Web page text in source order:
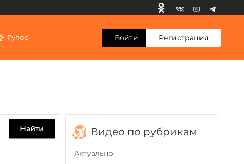
Рупор Войти Регистрация
Найти Видео по рубрикам
Актуально